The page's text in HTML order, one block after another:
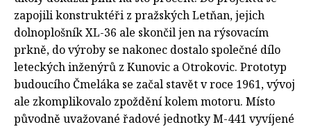
zapojili konstruktéři z pražských Letňan, jejich
dolnoplošník XL-36 ale skončil jen na rýsovacím
prkně, do výroby se nakonec dostalo společné dílo
leteckých inženýrů z Kunovic a Otrokovic. Prototyp
budoucího Čmeláka se začal stavět v roce 1961, vývoj
ale zkomplikovalo zpoždění kolem motoru. Místo
původně uvažované řadové jednotky M-441 vyvíjené